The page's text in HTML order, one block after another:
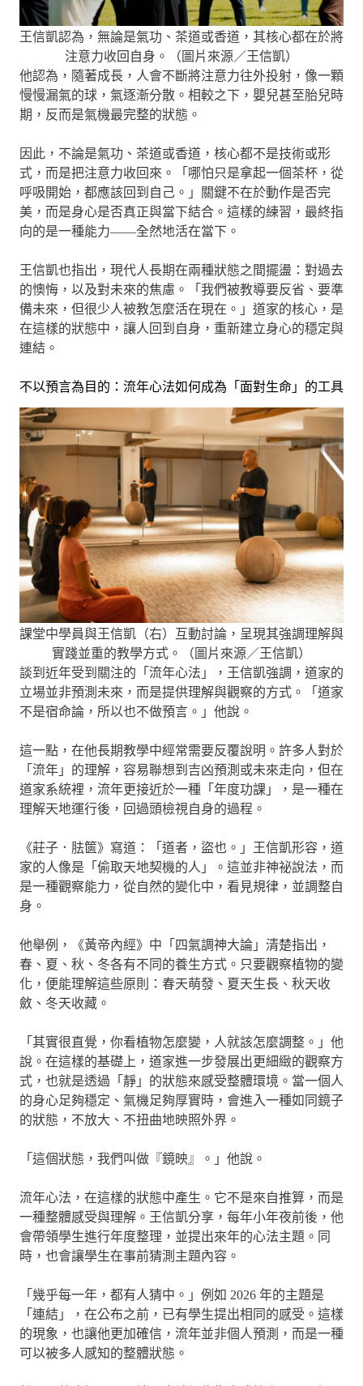
王信凱認為，無論是氣功、茶道或香道，其核心都在於將
注意力收回自身。（圖片來源／王信凱）
他認為，隨著成長，人會不斷將注意力往外投射，像一顆
慢慢漏氣的球，氣逐漸分散。相較之下，嬰兒甚至胎兒時
期，反而是氣機最完整的狀態。
因此，不論是氣功、茶道或香道，核心都不是技術或形
式，而是把注意力收回來。「哪怕只是拿起一個茶杯，從
呼吸開始，都應該回到自己。」關鍵不在於動作是否完
美，而是身心是否真正與當下結合。這樣的練習，最終指
向的是一種能力——全然地活在當下。
王信凱也指出，現代人長期在兩種狀態之間擺盪：對過去
的懊悔，以及對未來的焦慮。「我們被教導要反省、要準
備未來，但很少人被教怎麼活在現在。」道家的核心，是
在這樣的狀態中，讓人回到自身，重新建立身心的穩定與
連結。
不以預言為目的：流年心法如何成為「面對生命」的工具
課堂中學員與王信凱（右）互動討論，呈現其強調理解與
實踐並重的教學方式。（圖片來源／王信凱）
談到近年受到關注的「流年心法」，王信凱強調，道家的
立場並非預測未來，而是提供理解與觀察的方式。「道家
不是宿命論，所以也不做預言。」他說。
這一點，在他長期教學中經常需要反覆說明。許多人對於
「流年」的理解，容易聯想到吉凶預測或未來走向，但在
道家系統裡，流年更接近於一種「年度功課」，是一種在
理解天地運行後，回過頭檢視自身的過程。
《莊子．胠篋》寫道：「道者，盜也。」王信凱形容，道
家的人像是「偷取天地契機的人」。這並非神祕說法，而
是一種觀察能力，從自然的變化中，看見規律，並調整自
身。
他舉例，《黃帝內經》中「四氣調神大論」清楚指出，
春、夏、秋、冬各有不同的養生方式。只要觀察植物的變
化，便能理解這些原則：春天萌發、夏天生長、秋天收
斂、冬天收藏。
「其實很直覺，你看植物怎麼變，人就該怎麼調整。」他
說。在這樣的基礎上，道家進一步發展出更細緻的觀察方
式，也就是透過「靜」的狀態來感受整體環境。當一個人
的身心足夠穩定、氣機足夠厚實時，會進入一種如同鏡子
的狀態，不放大、不扭曲地映照外界。
「這個狀態，我們叫做『鏡映』。」他說。
流年心法，在這樣的狀態中產生。它不是來自推算，而是
一種整體感受與理解。王信凱分享，每年小年夜前後，他
會帶領學生進行年度整理，並提出來年的心法主題。同
時，也會讓學生在事前猜測主題內容。
「幾乎每一年，都有人猜中。」例如 2026 年的主題是
「連結」，在公布之前，已有學生提出相同的感受。這樣
的現象，也讓他更加確信，流年並非個人預測，而是一種
可以被多人感知的整體狀態。